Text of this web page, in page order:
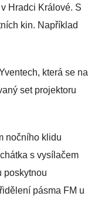
Hradci Králové. S
kin. Například
která se na
set projektoru
nočního klidu
s vysílačem
poskytnou
pásma FM u